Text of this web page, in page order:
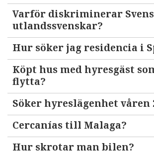
Varför diskriminerar
utlandssvenskar?
Hur söker jag residencia i
Köpt hus med hyresgäst
flytta?
Söker hyreslägenhet våren
Cercanías till Malaga?
Hur skrotar man bilen?